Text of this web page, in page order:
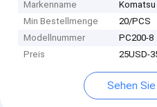
Markenname
Komatsu
Min Bestellmenge
20/PCS
Modellnummer
PC200-8
Preis
25USD-
Sehen